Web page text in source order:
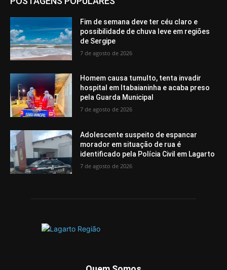
Fim de semana deve ter céu claro e
possibilidade de chuva leve em regiões
de Sergipe
7 de agosto de 2026
Homem causa tumulto, tenta invadir
hospital em Itabaianinha e acaba preso
pela Guarda Municipal
7 de agosto de 2026
Adolescente suspeito de espancar
morador em situação de rua é
identificado pela Polícia Civil em Lagarto
7 de agosto de 2026